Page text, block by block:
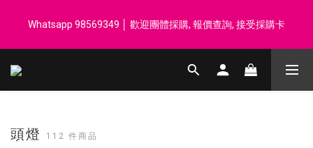
汗毛巾 韓國制 送完即止
Whatsapp 98569349 │ 歡迎團體採購, 報價查詢, 接受採購卡
登記會員享每$50回贈$1 │ 滿HK$899 送 N-rit Campack Towel 吸
頭燈 112 件商品